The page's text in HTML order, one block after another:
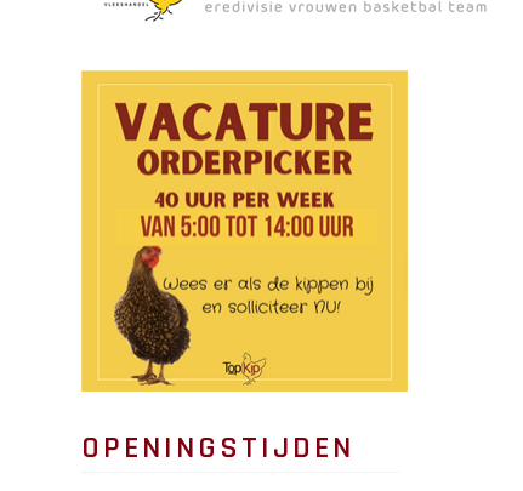
OPENINGSTIJDEN